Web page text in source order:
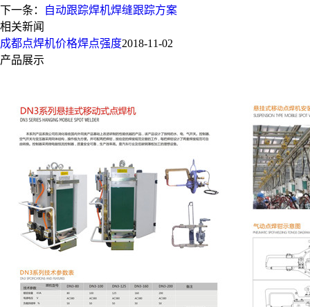
下一条：
自动跟踪焊机焊缝跟踪方案
相关新闻
成都点焊机价格焊点强度2018-11-02
产品展示